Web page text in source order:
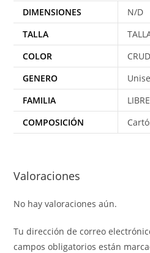
DIMENSIONES
N/D
TALLA
COLOR
GENERO
FAMILIA
COMPOSICIÓN
Valoraciones
No hay valoraciones aún.
Tu dirección de correo
campos obligatorios están